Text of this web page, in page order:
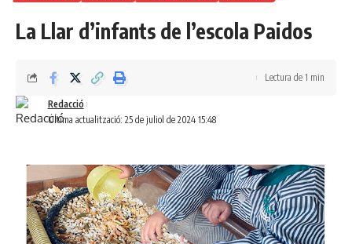
La Llar d’infants de l’escola Paidos
Última actualització: 25 de juliol de 2024 15:48
Redacció
Lectura de 1 min